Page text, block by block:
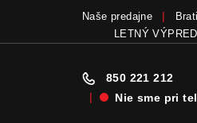
Naše predajne
LETNÝ
850 221 212
|
Nie sme pri